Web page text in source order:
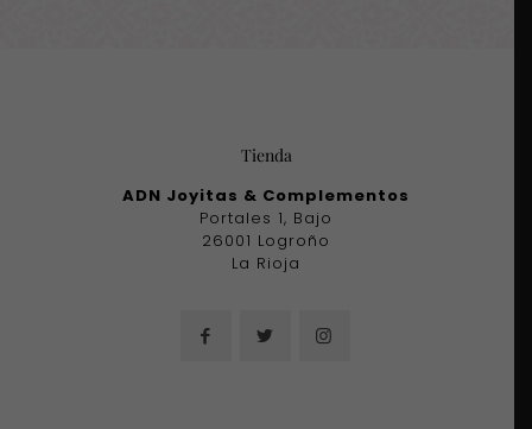
Tienda
ADN Joyitas & Complementos
Portales 1, Bajo
26001 Logroño
La Rioja